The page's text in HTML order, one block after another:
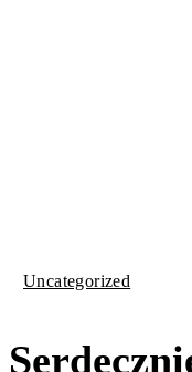
Uncategorized